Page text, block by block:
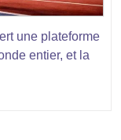
Tokyo
une plateforme
entier, et la